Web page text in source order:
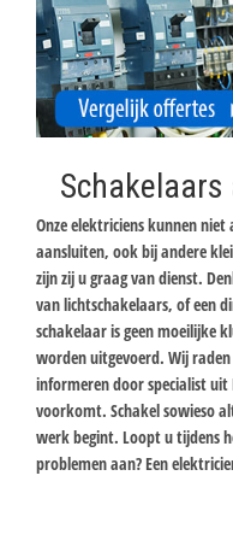
Onze elektriciens kunnen
aansluiten, ook bij andere
zijn zij u graag van dienst.
van lichtschakelaars, of een
schakelaar is geen moeilijke
worden uitgevoerd. Wij
informeren door specialist
voorkomt. Schakel sowieso
werk begint. Loopt u tijdens
problemen aan? Een